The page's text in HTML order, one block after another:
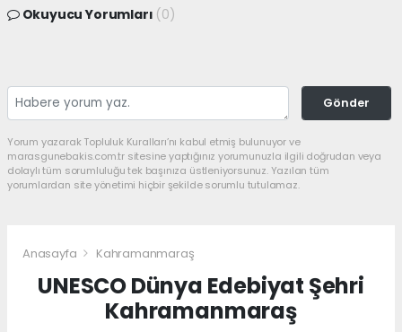
Okuyucu Yorumları (0)
Gönder
Yorum yazarak Topluluk Kuralları’nı kabul etmiş bulunuyor ve
marasgunebakis.com.tr sitesine yaptığınız yorumunuzla ilgili doğrudan veya
dolaylı tüm sorumluluğu tek başınıza üstleniyorsunuz. Yazılan tüm
yorumlardan site yönetimi hiçbir şekilde sorumlu tutulamaz.
Anasayfa Kahramanmaraş
UNESCO Dünya Edebiyat Şehri
Kahramanmaraş